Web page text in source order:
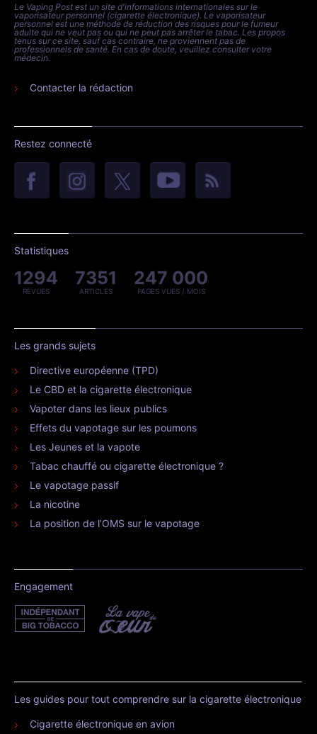
Le Vaping Post est un site d'informations internationales sur le
vaporisateur personnel (cigarette électronique). Le vaporisateur
personnel est une méthode de réduction des risques pour le fumeur
adulte qui ne veut pas ou qui ne peut pas arrêter le tabac. Les propos
tenus sur ce site, sauf cas contraire, ne proviennent pas de
professionnels de santé. En cas de doute, veuillez consulter votre
médecin.
Contacter la rédaction
Restez connecté
Statistiques
1294
REVUES
7351
ARTICLES
247 000
PAGES VUES / MOIS
Les grands sujets
Directive européenne (TPD)
Le CBD et la cigarette électronique
Vapoter dans les lieux publics
Effets du vapotage sur les poumons
Les Jeunes et la vapote
Tabac chauffé ou cigarette électronique ?
Le vapotage passif
La nicotine
La position de l’OMS sur le vapotage
Engagement
Les guides pour tout comprendre sur la cigarette électronique
Cigarette électronique en avion